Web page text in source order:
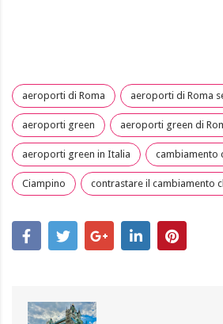
aeroporti di Roma aeroporti di Roma
aeroporti green aeroporti green di
aeroporti green in Italia cambiamento
Ciampino contrastare il cambiamento